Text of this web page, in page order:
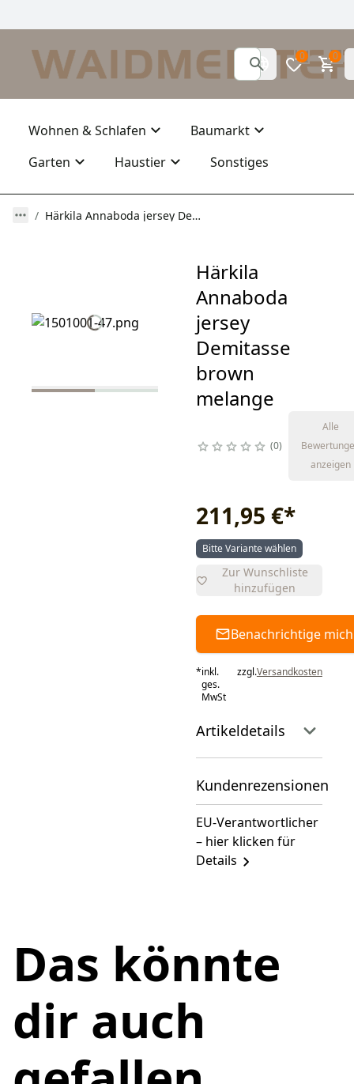
0 0
Wohnen & Schlafen
Baumarkt
Garten
Haustier Sonstiges
Härkila Annaboda jersey Demitasse brown melange
Härkila
Annaboda
jersey
Demitasse
brown
melange
0
Alle
anzeigen
211,95 €*
Bitte Variante wählen
Zur Wunschliste
hinzufügen
Benachrichtige mich
*inkl.
ges.
MwSt
zzgl.Versandkosten
Artikeldetails
Kundenrezensionen
EU-Verantwortlicher
– hier klicken für
Details
Das könnte
dir auch